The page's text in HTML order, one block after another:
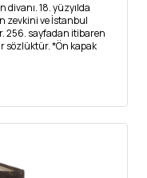
18. yüzyılda
zevkini ve İstanbul
256. sayfadan itibaren
sözlüktür. *Ön kapak